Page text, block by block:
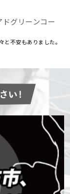
グリーンコー
不安もありました。